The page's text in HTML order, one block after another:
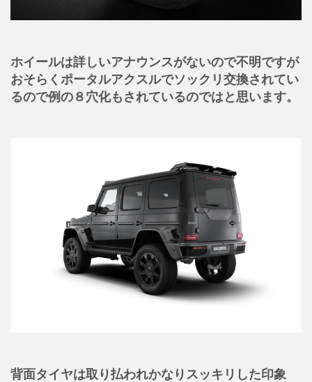
ホイールは詳しいアナウンスがないので不明ですが
おそらくポータルアクスルでソックリ交換されてい
るので例の８穴化もされているのではと思います。
背面タイヤは取り払われかなりスッキリした印象